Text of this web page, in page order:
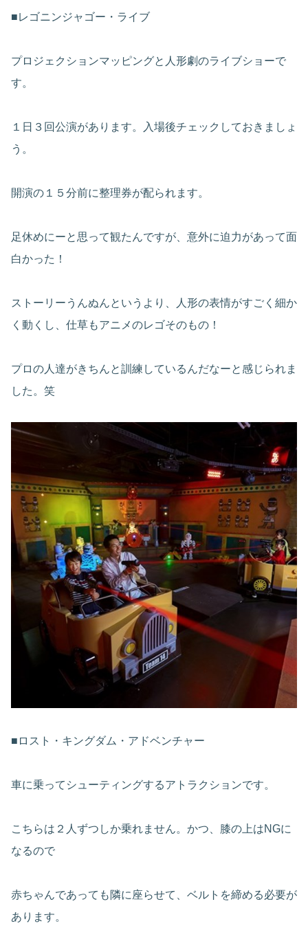
■レゴニンジャゴー・ライブ
プロジェクションマッピングと人形劇のライブショーで
す。
１日３回公演があります。入場後チェックしておきましょ
う。
開演の１５分前に整理券が配られます。
足休めにーと思って観たんですが、意外に迫力があって面
白かった！
ストーリーうんぬんというより、人形の表情がすごく細か
く動くし、仕草もアニメのレゴそのもの！
プロの人達がきちんと訓練しているんだなーと感じられま
した。笑
■ロスト・キングダム・アドベンチャー
車に乗ってシューティングするアトラクションです。
こちらは２人ずつしか乗れません。かつ、膝の上はNGに
なるので
赤ちゃんであっても隣に座らせて、ベルトを締める必要が
あります。